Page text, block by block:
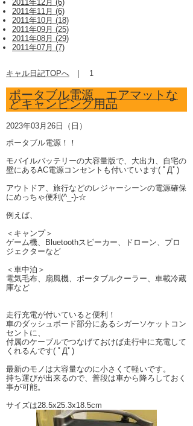
2011年12月 (6)
2011年11月 (6)
2011年10月 (18)
2011年09月 (25)
2011年08月 (29)
2011年07月 (7)
キャル日記TOPへ | 1
ポータブル電源、エアマットな
どキャンピング用品
2023年03月26日（日）
ポータブル電源！！
モバイルバッテリーの大容量版で、大出力、自宅の
壁にあるAC電源コンセントも付いています( ﾟДﾟ)
アウトドア、旅行などのレジャーシーンの電源確保
にめっちゃ便利(^_-)-☆
例えば、
＜キャンプ＞
ゲーム機、Bluetoothスピーカー、ドローン、プロ
ジェクターなど
＜車中泊＞
電気毛布、扇風機、ポータブルクーラー、車載冷蔵
庫など
走行充電が付いていると便利！
車のダッシュボード部分にあるシガーソケットコン
セントに、
付属のケーブルでつなげておけば走行中に充電して
くれるんです( ﾟДﾟ)
最新のモノは大容量なのに小さくて軽いです。
持ち運びが出来るので、普段は車から降ろしておく
事が可能。
サイズは28.5x25.3x18.5cm